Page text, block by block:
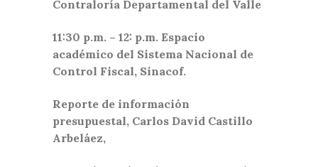
Contraloría Departamental del Valle
11:30 p.m. – 12: p.m. Espacio
académico del Sistema Nacional de
Control Fiscal, Sinacof.
Reporte de información
presupuestal, Carlos David Castillo
Arbeláez,